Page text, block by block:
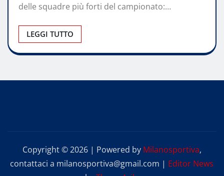
delle squadre più forti del campionato:…
LEGGI TUTTO
Copyright © 2026 | Powered by Milanosportiva,
contattaci a milanosportiva@gmail.com | Editor News